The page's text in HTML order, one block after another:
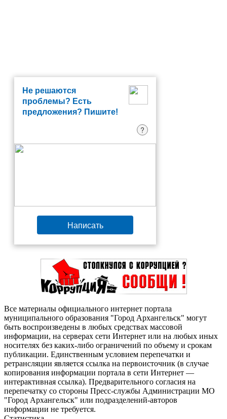
Не решаются
проблемы? Есть
предложения? Пишите!
?
Написать
Все материалы официального интернет портала
муниципального образования "Город Архангельск" могут
быть воспроизведены в любых средствах массовой
информации, на серверах сети Интернет или на любых иных
носителях без каких-либо ограничений по объему и срокам
публикации. Единственным условием перепечатки и
ретрансляции является ссылка на первоисточник (в случае
копирования информации портала в сети Интернет —
интерактивная ссылка). Предварительного согласия на
перепечатку со стороны Пресс-службы Администрации МО
"Город Архангельск" или подразделений-авторов
информации не требуется.